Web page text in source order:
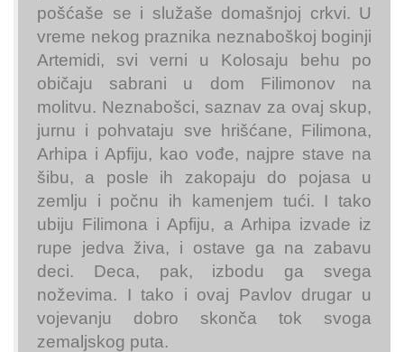
pošćaše se i služaše domašnjoj crkvi. U
vreme nekog praznika neznaboškoj boginji
Artemidi, svi verni u Kolosaju behu po
običaju sabrani u dom Filimonov na
molitvu. Neznabošci, saznav za ovaj skup,
jurnu i pohvataju sve hrišćane, Filimona,
Arhipa i Apfiju, kao vođe, najpre stave na
šibu, a posle ih zakopaju do pojasa u
zemlju i počnu ih kamenjem tući. I tako
ubiju Filimona i Apfiju, a Arhipa izvade iz
rupe jedva živa, i ostave ga na zabavu
deci. Deca, pak, izbodu ga svega
noževima. I tako i ovaj Pavlov drugar u
vojevanju dobro skonča tok svoga
zemaljskog puta.